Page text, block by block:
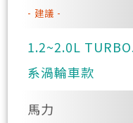
- 建議 -
1.2~2.0L
系渦輪車款
馬力